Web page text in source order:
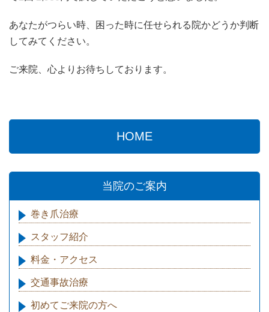
あなたがつらい時、困った時に任せられる院かどうか判断
してみてください。
ご来院、心よりお待ちしております。
HOME
当院のご案内
巻き爪治療
スタッフ紹介
料金・アクセス
交通事故治療
初めてご来院の方へ